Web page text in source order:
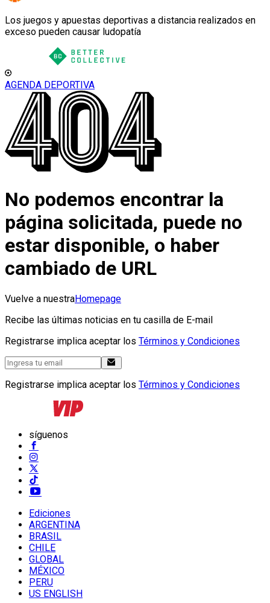
Los juegos y apuestas deportivas a distancia realizados en
exceso pueden causar ludopatía
AGENDA DEPORTIVA
No podemos encontrar la
página solicitada, puede no
estar disponible, o haber
cambiado de URL
Vuelve a nuestraHomepage
Recibe las últimas noticias en tu casilla de E-mail
Registrarse implica aceptar los Términos y Condiciones
Registrarse implica aceptar los Términos y Condiciones
síguenos
Ediciones
ARGENTINA
BRASIL
CHILE
GLOBAL
MÉXICO
PERU
US ENGLISH